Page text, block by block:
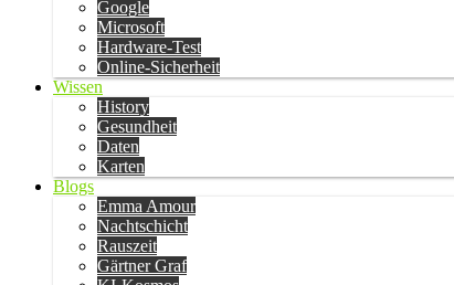
Google
Microsoft
Hardware-Test
Online-Sicherheit
Wissen
History
Gesundheit
Daten
Karten
Blogs
Emma Amour
Nachtschicht
Rauszeit
Gärtner Graf